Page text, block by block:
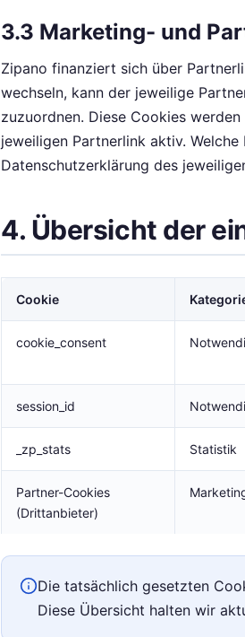
3.3 Marketing- und
Zipano finanziert sich über
wechseln, kann der jeweilige
zuzuordnen. Diese Cookies
jeweiligen Partnerlink aktiv.
Datenschutzerklärung des
4. Übersicht der
Cookie
cookie_consent
session_id
_zp_stats Statistik
Partner-Cookies
(Drittanbieter)
Die tatsächlich gesetzten
Diese Übersicht halten wir